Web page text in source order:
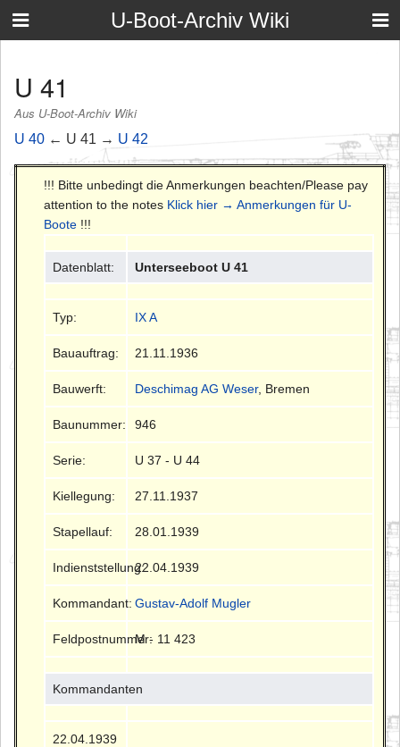
U-Boot-Archiv Wiki
U 41
Aus U-Boot-Archiv Wiki
U 40 ← U 41 → U 42
!!! Bitte unbedingt die Anmerkungen beachten/Please pay
attention to the notes Klick hier → Anmerkungen für U-
Boote !!!
Datenblatt: Unterseeboot U 41
Typ: IX A
Bauauftrag: 21.11.1936
Bauwerft: Deschimag AG Weser, Bremen
Baunummer: 946
Serie: U 37 - U 44
Kiellegung: 27.11.1937
Stapellauf: 28.01.1939
Indienststellung:22.04.1939
Kommandant: Gustav-Adolf Mugler
Feldpostnummer:M - 11 423
Kommandanten
22.04.1939